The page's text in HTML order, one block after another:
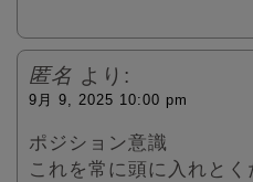
匿名 より:
9月 9, 2025 10:00 pm
ポジション意識
これを常に頭に入れと